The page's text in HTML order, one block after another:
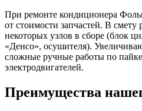
При ремонте кондиционера
от стоимости запчастей. В смету
некоторых узлов в сборе (блок
«Денсо», осушителя).
сложные ручные работы по пайке
электродвигателей.
Преимущества